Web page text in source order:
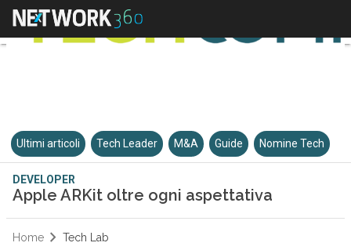
Ultimi articoli Tech Leader M&A Guide Nomine Tech
DEVELOPER
Apple ARKit oltre ogni aspettativa
Home Tech Lab